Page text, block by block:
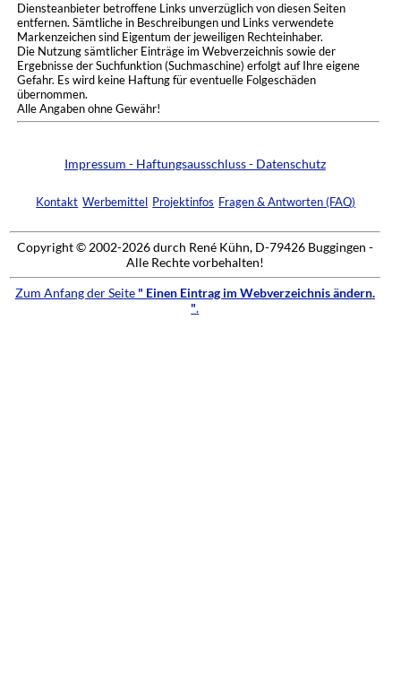
Diensteanbieter betroffene Links unverzüglich von diesen Seiten
entfernen. Sämtliche in Beschreibungen und Links verwendete
Markenzeichen sind Eigentum der jeweiligen Rechteinhaber.
Die Nutzung sämtlicher Einträge im Webverzeichnis sowie der
Ergebnisse der Suchfunktion (Suchmaschine) erfolgt auf Ihre eigene
Gefahr. Es wird keine Haftung für eventuelle Folgeschäden
übernommen.
Alle Angaben ohne Gewähr!
Impressum - Haftungsausschluss - Datenschutz
Kontakt Werbemittel Projektinfos Fragen & Antworten (FAQ)
Copyright © 2002-2026 durch René Kühn, D-79426 Buggingen -
Alle Rechte vorbehalten!
Zum Anfang der Seite " Einen Eintrag im Webverzeichnis ändern.
".